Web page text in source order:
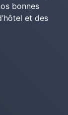
bonnes
et des